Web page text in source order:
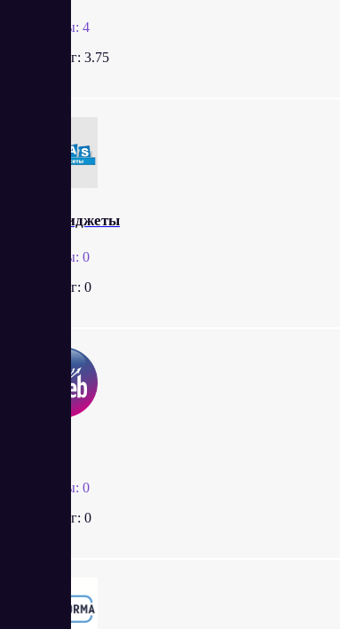
Отзывы: 4
Рейтинг: 3.75
SAS Виджеты
Отзывы: 0
Рейтинг: 0
Отзывы: 0
Рейтинг: 0